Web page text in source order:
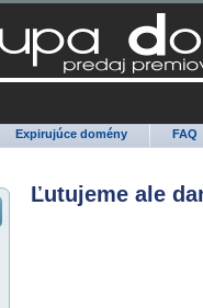
Expirujúce domény FAQ
Ľutujeme ale